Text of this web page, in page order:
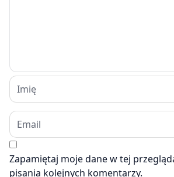
Zapamiętaj moje dane w tej
pisania kolejnych komentarzy.